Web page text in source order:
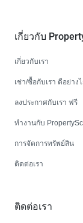
เกี่ยวกับ
เกี่ยวกับเรา
เช่า/ซื้อกับเรา ดีอย่าง
ลงประกาศกับเรา ฟรี
ทำงานกับ
การจัดการทรัพย์สิน
ติดต่อเรา
ติดต่อเรา